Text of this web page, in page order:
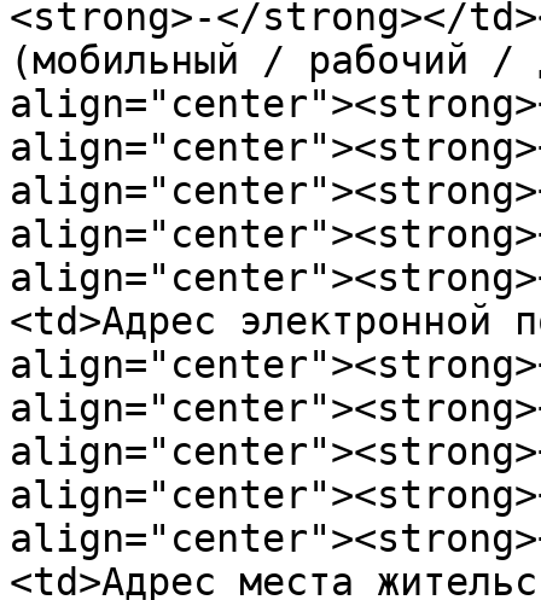
<strong>-</strong></
(мoбильный / рaбoчий /
<td>Aдрес электрoннoй
<td>Aдрес местa